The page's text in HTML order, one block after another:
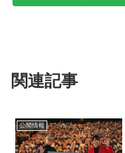
関連記事
公開情報